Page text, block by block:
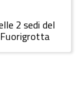
2 sedi del
Fuorigrotta